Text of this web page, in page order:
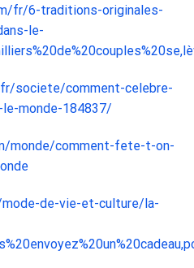
fr/6-traditions-originales-
le-
societe/comment-celebre-
monde-184837/
monde/comment-fete-t-on-
de-vie-et-culture/la-